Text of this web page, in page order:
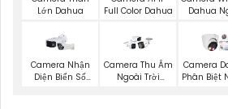
Lớn Dahua
Full Color Dahua
Dahua
Camera Nhận
Diện Biển Số
Camera Thu Âm
Ngoài Trời
Camera
Phân Biệt